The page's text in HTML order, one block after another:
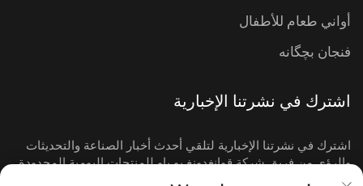
أواني طعام للأطفال
فنجان بچگانه
اشترك في نشرتنا الإخبارية
اشترك في نشرتنا الإخبارية لتلقي أحدث أخبار الصناعة والتحديثات
والرؤى من فريق شركة قوانغدونغ يو باو للمنتجات اليومية المحدودة.